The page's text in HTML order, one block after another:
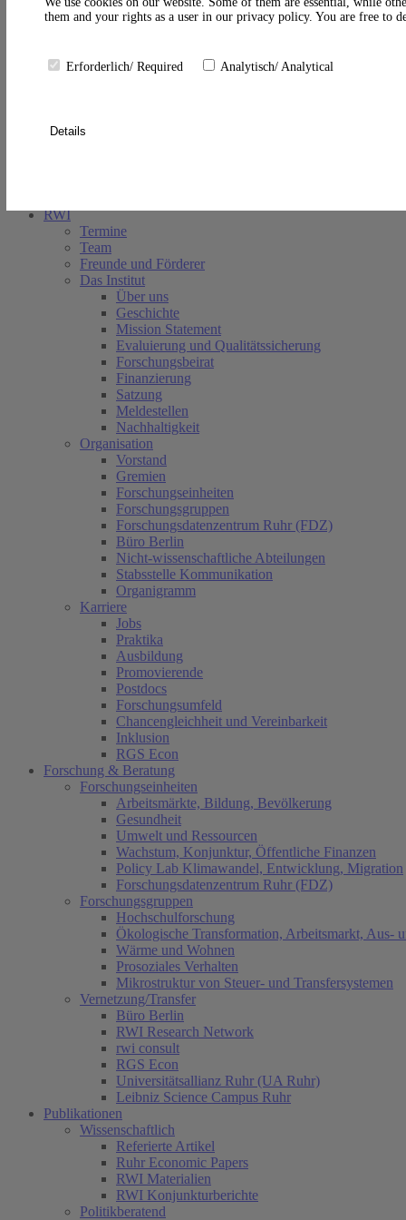
Suche schließen
RWI
Termine
Team
Freunde und Förderer
Das Institut
Über uns
Geschichte
Mission Statement
Evaluierung und Qualitätssicherung
Forschungsbeirat
Finanzierung
Satzung
Meldestellen
Nachhaltigkeit
Organisation
Vorstand
Gremien
Forschungseinheiten
Forschungsgruppen
Forschungsdatenzentrum Ruhr (FDZ)
Büro Berlin
Nicht-wissenschaftliche Abteilungen
Stabsstelle Kommunikation
Organigramm
Karriere
Jobs
Praktika
Ausbildung
Promovierende
Postdocs
Forschungsumfeld
Chancengleichheit und Vereinbarkeit
Inklusion
RGS Econ
Forschung & Beratung
Forschungseinheiten
Arbeitsmärkte, Bildung, Bevölkerung
Gesundheit
Umwelt und Ressourcen
Wachstum, Konjunktur, Öffentliche Finanzen
Policy Lab Klimawandel, Entwicklung, Migration
Forschungsdatenzentrum Ruhr (FDZ)
Forschungsgruppen
Hochschulforschung
Ökologische Transformation, Arbeitsmarkt, Aus-
Wärme und Wohnen
Prosoziales Verhalten
Mikrostruktur von Steuer- und Transfersystemen
Vernetzung/Transfer
Büro Berlin
RWI Research Network
rwi consult
RGS Econ
Universitätsallianz Ruhr (UA Ruhr)
Leibniz Science Campus Ruhr
Publikationen
Wissenschaftlich
Referierte Artikel
Ruhr Economic Papers
RWI Materialien
RWI Konjunkturberichte
Politikberatend
them and your rights as a user in our privacy policy. You are free to
Erforderlich/ Required Analytisch/ Analytical
Details